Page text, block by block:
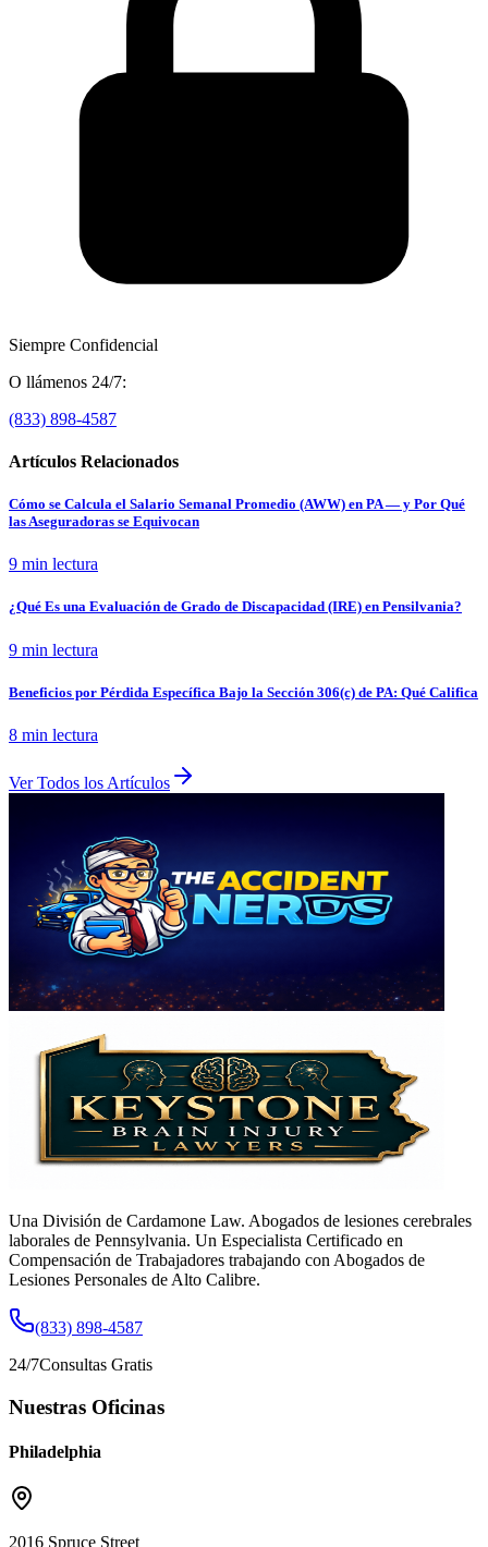
Siempre Confidencial
O llámenos 24/7:
(833) 898-4587
Artículos Relacionados
Cómo se Calcula el Salario Semanal Promedio (AWW) en PA — y Por Qué
las Aseguradoras se Equivocan
9 min lectura
¿Qué Es una Evaluación de Grado de Discapacidad (IRE) en Pensilvania?
9 min lectura
Beneficios por Pérdida Específica Bajo la Sección 306(c) de PA: Qué Califica
8 min lectura
Ver Todos los Artículos
Una División de Cardamone Law. Abogados de lesiones cerebrales
laborales de Pennsylvania. Un Especialista Certificado en
Compensación de Trabajadores trabajando con Abogados de
Lesiones Personales de Alto Calibre.
(833) 898-4587
24/7Consultas Gratis
Nuestras Oficinas
Philadelphia
2016 Spruce Street